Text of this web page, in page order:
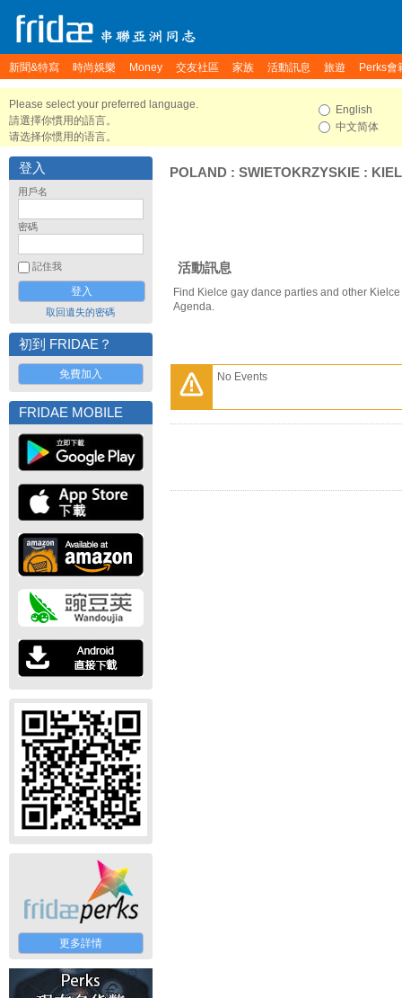
新聞&特寫 時尚娛樂 Money 交友社區 家族 活動訊息 旅遊 Perks會
Please select your preferred language.
請選擇你慣用的語言。
请选择你惯用的语言。
English
中文简体
登入
用戶名
密碼
記住我
取回遺失的密碼
初到 FRIDAE？
免費加入
FRIDAE MOBILE
更多詳情
POLAND : SWIETOKRZYSKIE :
活動訊息
Find Kielce gay dance parties and other
Agenda.
No Events